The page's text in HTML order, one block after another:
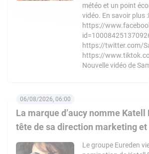
météo et un point
vidéo. En savoir plus
https://
https://twitter.com/
https://
Nouvelle vidéo de
La marque d’aucy nomme Katell
tête de sa direction marketing
06/08/2026, 06:00
Le groupe Eureden